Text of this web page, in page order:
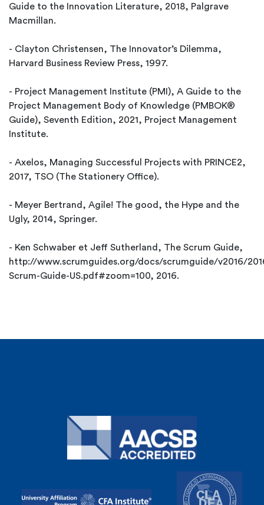
Guide to the Innovation Literature, 2018, Palgrave
Macmillan.
- Clayton Christensen, The Innovator’s Dilemma,
Harvard Business Review Press, 1997.
- Project Management Institute (PMI), A Guide to the
Project Management Body of Knowledge (PMBOK®
Guide), Seventh Edition, 2021, Project Management
Institute.
- Axelos, Managing Successful Projects with PRINCE2,
2017, TSO (The Stationery Office).
- Meyer Bertrand, Agile! The good, the Hype and the
Ugly, 2014, Springer.
- Ken Schwaber et Jeff Sutherland, The Scrum Guide,
http://www.scrumguides.org/docs/scrumguide/v2016/
Scrum-Guide-US.pdf#zoom=100, 2016.